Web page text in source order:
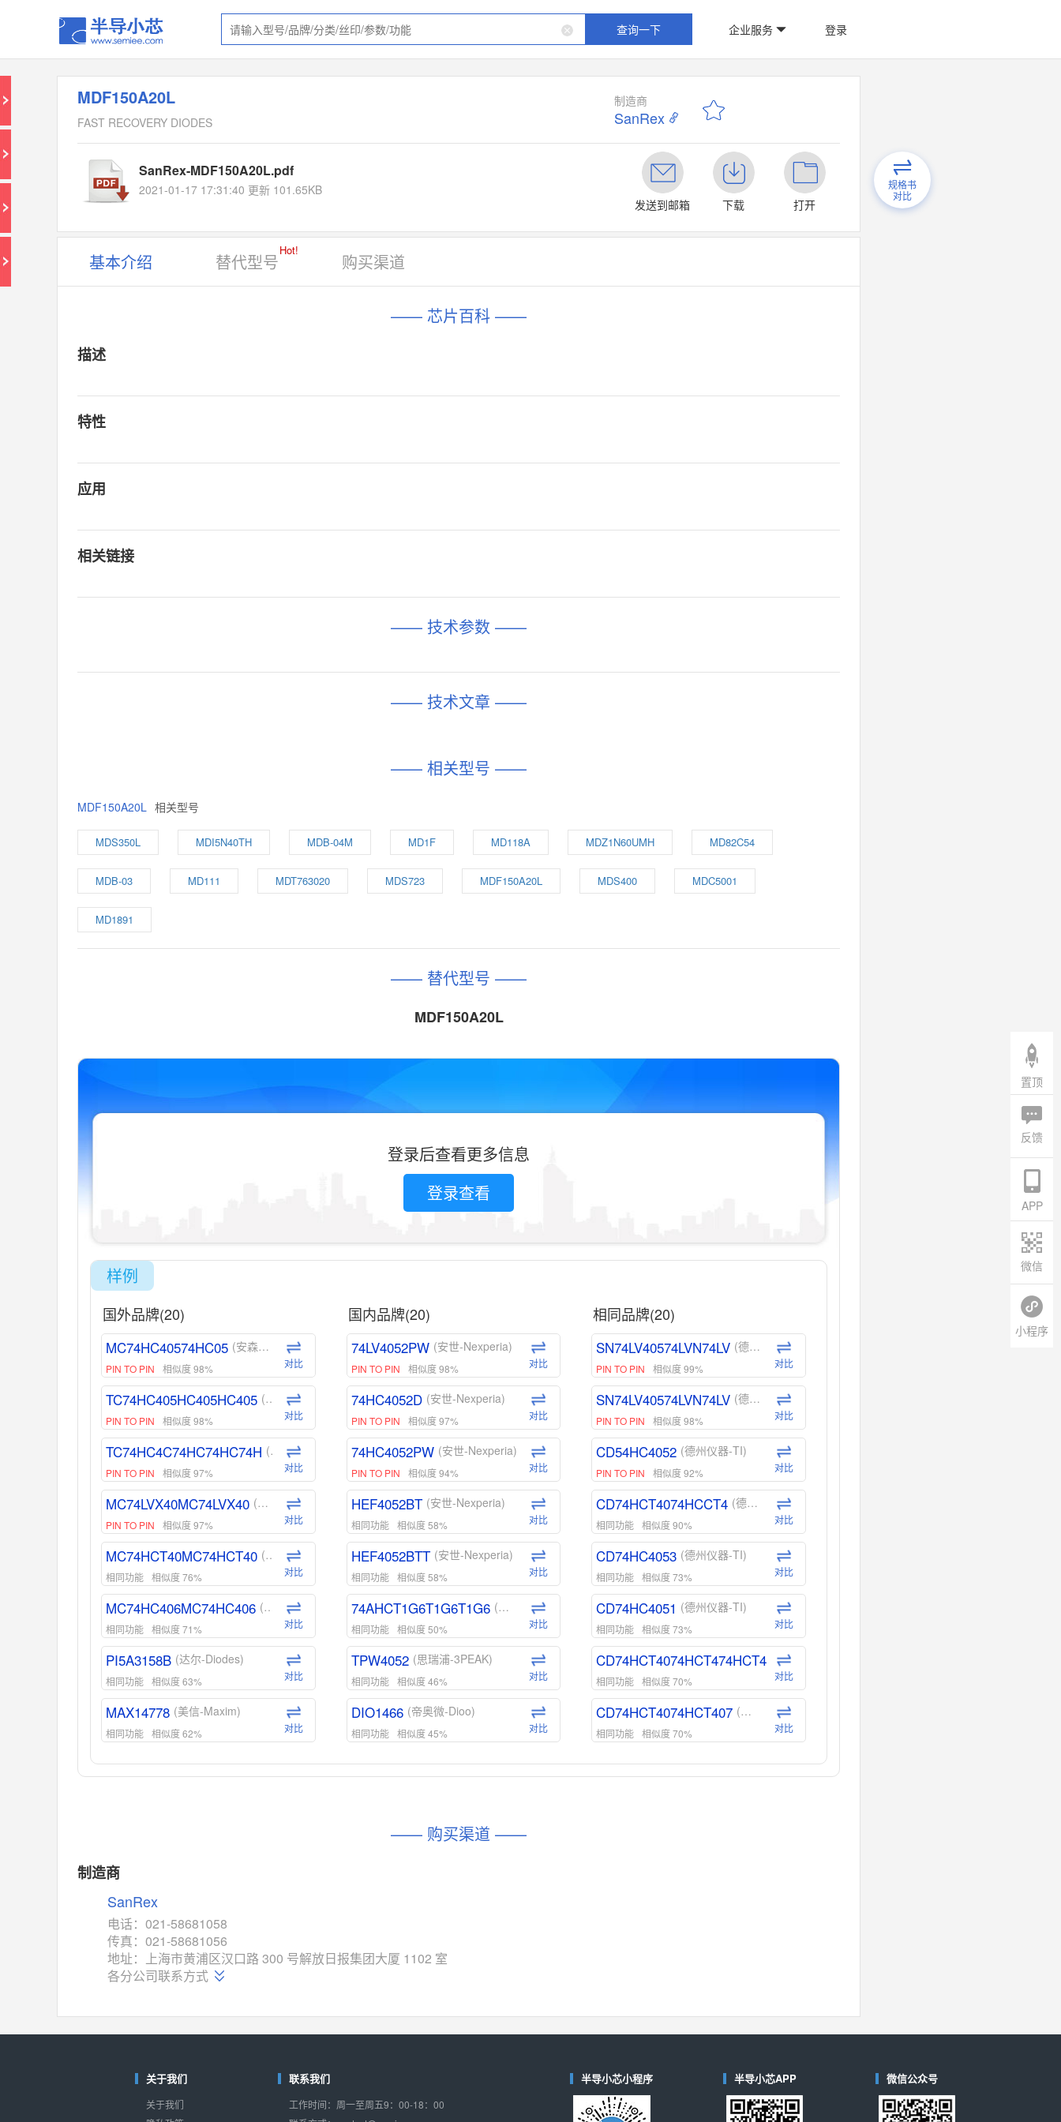
查询一下 企业服务 登录
MDF150A20L
FAST RECOVERY DIODES
制造商
SanRex
SanRex-MDF150A20L.pdf
2021-01-17 17:31:40 更新 101.65KB
发送到邮箱
下载 打开
规格书
对比
基本介绍 替代型号
Hot!
购买渠道
—— 芯片百科 ——
描述
特性
应用
相关链接
—— 技术参数 ——
—— 技术文章 ——
—— 相关型号 ——
MDF150A20L 相关型号
MDS350L MDI5N40TH MDB-04M MD1F MD118A MDZ1N60UMH MD82C54
MDB-03 MD111 MDT763020 MDS723 MDF150A20L MDS400 MDC5001
MD1891
—— 替代型号 ——
MDF150A20L
登录后查看更多信息
登录查看
样例
国外品牌(20)
MC74HC40574HC05 (安森美-ON)
PIN TO PIN 相似度 98% 对比
TC74HC405HC405HC405 (东芝-Toshiba)
PIN TO PIN 相似度 98% 对比
TC74HC4C74HC74HC74H (东芝-Toshiba)
PIN TO PIN 相似度 97% 对比
MC74LVX40MC74LVX40 (安森美-ON)
PIN TO PIN 相似度 97% 对比
MC74HCT40MC74HCT40 (安森美-ON)
相同功能 相似度 76% 对比
MC74HC406MC74HC406 (安森美-ON)
相同功能 相似度 71% 对比
PI5A3158B (达尔-Diodes)
相同功能 相似度 63% 对比
MAX14778 (美信-Maxim)
相同功能 相似度 62% 对比
ADG1439 (亚德诺-ADI)
对比
MAX14760
M74HC4852 (意法-ST)
相同功能 相似度 52%
TC4052BF (东芝-Toshiba)
ISL54233 (瑞萨-Renesas)
相似度 49%
国内品牌(20)
74LV4052PW (安世-Nexperia)
PIN TO PIN 相似度 98% 对比
74HC4052D (安世-Nexperia)
PIN TO PIN 相似度 97% 对比
74HC4052PW (安世-Nexperia)
PIN TO PIN 相似度 94% 对比
HEF4052BT (安世-Nexperia)
相同功能 相似度 58% 对比
HEF4052BTT (安世-Nexperia)
相同功能 相似度 58% 对比
74AHCT1G6T1G6T1G6 (安世-Nexperia)
相同功能 相似度 50% 对比
TPW4052 (思瑞浦-3PEAK)
相同功能 相似度 46% 对比
DIO1466 (帝奥微-Dioo)
相同功能 相似度 45% 对比
DIO1159 (帝奥微-Dioo)
对比
相似度 44%
相同功能
相同品牌(20)
SN74LV40574LVN74LV (德州仪器-TI)
PIN TO PIN 相似度 99% 对比
SN74LV40574LVN74LV (德州仪器-TI)
PIN TO PIN 相似度 98% 对比
CD54HC4052 (德州仪器-TI)
PIN TO PIN 相似度 92% 对比
CD74HCT4074HCCT4 (德州仪器-TI)
相同功能 相似度 90% 对比
CD74HC4053 (德州仪器-TI)
相同功能 相似度 73% 对比
CD74HC4051 (德州仪器-TI)
相同功能 相似度 73% 对比
CD74HCT4074HCT474HCT4 (德州仪器-TI)
相同功能 相似度 70% 对比
CD74HCT4074HCT407 (德州仪器-TI)
相同功能 相似度 70% 对比
CD74HCT4D74HDCT40 (德州仪器-TI)
对比
—— 购买渠道 ——
制造商
SanRex
电话：021-58681058
传真：021-58681056
地址：上海市黄浦区汉口路 300 号解放日报集团大厦 1102 室
各分公司联系方式
关于我们
关于我们
联系我们
工作时间：周一至周五9：00-18：00
半导小芯小程序 半导小芯APP 微信公众号
置顶
反馈
APP
微信
小程序